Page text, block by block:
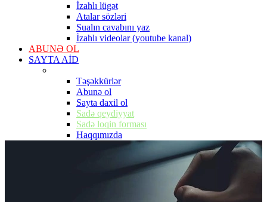
İzahlı lügət
Atalar sözləri
Sualın cavabını yaz
İzahlı videolar (youtube kanal)
ABUNƏ OL
SAYTA AİD
Təşəkkürlər
Abunə ol
Sayta daxil ol
Sadə qeydiyyat
Sadə loqin forması
Haqqımızda